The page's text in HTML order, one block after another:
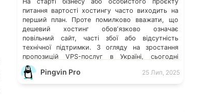
питання вартості хостингу часто виходить на
перший план. Проте помилково вважати, що
дешевий хостинг обовʼязково означає
повільний сайт, часті збої або відсутність
технічної підтримки. З огляду на зростання
пропозицій VPS-послуг в Україні, сьогодні
можна знайти оптимальне рішення, яке поєднує
доступну ціну та стабільну роботу — важливо
Pingvin Pro 25 Лип, 2025